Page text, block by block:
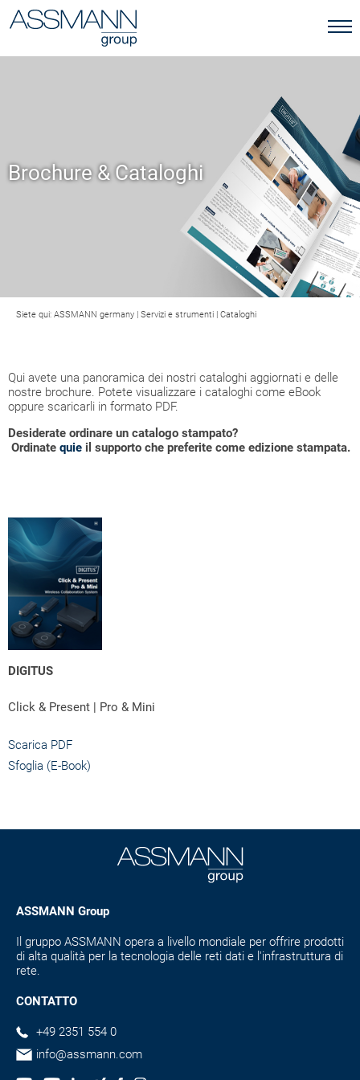
Brochure & Cataloghi
Siete qui: ASSMANN germany | Servizi e strumenti | Cataloghi
Qui avete una panoramica dei nostri cataloghi aggiornati e delle
nostre brochure. Potete visualizzare i cataloghi come eBook
oppure scaricarli in formato PDF.
Desiderate ordinare un catalogo stampato?
Ordinate quie il supporto che preferite come edizione stampata.
DIGITUS
Click & Present | Pro & Mini
Scarica PDF
Sfoglia (E-Book)
ASSMANN Group
Il gruppo ASSMANN opera a livello mondiale per offrire prodotti
di alta qualità per la tecnologia delle reti dati e l'infrastruttura di
rete.
CONTATTO
+49 2351 554 0
info@assmann.com